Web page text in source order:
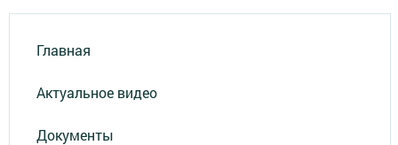
Главная
Актуальное видео
Документы